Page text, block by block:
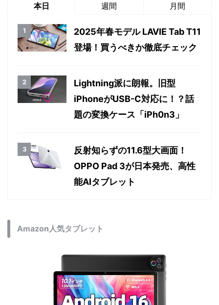
本日 週間 月間
2025年春モデル LAVIE Tab T11
登場！買うべきか徹底チェック
Lightning派に朗報。旧型
iPhoneがUSB-C対応に！？話
題の変換ケース「iPh0n3」
反射知らずの11.6型大画面！
OPPO Pad 3が日本発売、高性
能AIタブレット
Amazon人気タブレット